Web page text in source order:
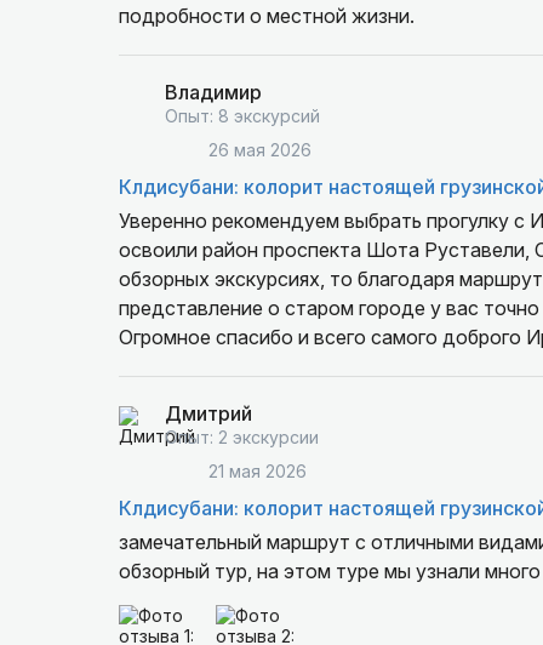
подробности о местной жизни.
Владимир
Опыт: 8 экскурсий
26 мая 2026
Клдисубани: колорит настоящей
Уверенно рекомендуем выбрать прогулку
освоили район проспекта Шота
обзорных экскурсиях, то благодаря
представление о старом городе у вас
Огромное спасибо и всего самого доброго
Дмитрий
Опыт: 2 экскурсии
21 мая 2026
Клдисубани: колорит настоящей
замечательный маршрут с отличными
обзорный тур, на этом туре мы узнали